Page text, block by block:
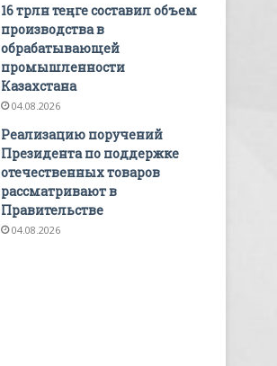
16 трлн теңге составил объем
производства в
обрабатывающей
промышленности
Казахстана
04.08.2026
Реализацию поручений
Президента по поддержке
отечественных товаров
рассматривают в
Правительстве
04.08.2026